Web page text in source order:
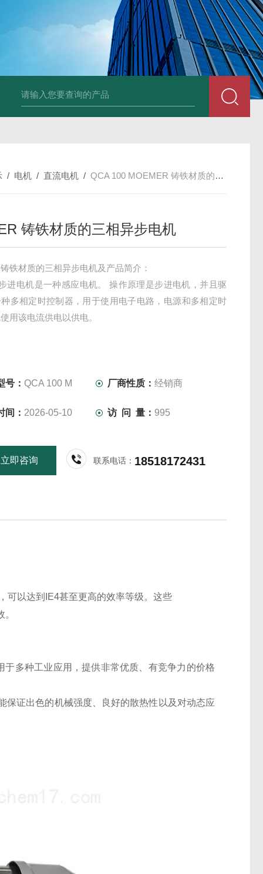
UP2-P 24VMarco SPA带有螺旋青铜齿轮的自吸电动泵
/ 电机 /直流电机 /QCA 100 MOEMER 铸铁材质的三相异步电机
铸铁材质的三相异步电机
铁材质的三相异步电机及产品简介：
进电机是一种感应电机。 操作原理是步进电机，并且驱
多相定时控制器，用于使用电子电路，电源和多相定时
用该电流供电以供电。
号： QCA 100 M 厂商性质：经销商
间： 2026-05-10 访 问 量： 995
立即咨询 联系电话： 18518172431
可以达到IE4甚至更高的效率等级。这些
多种工业应用，提供非常优质、有竞争力的价格
保证出色的机械强度、良好的散热性以及对动态应